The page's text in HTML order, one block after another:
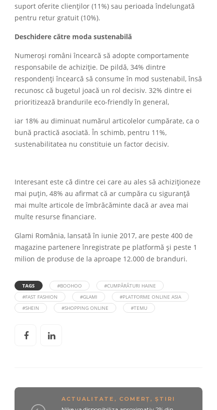
suport oferite clienților (11%) sau perioada îndelungată
pentru retur gratuit (10%).
Deschidere către moda sustenabilă
Numeroși români încearcă să adopte comportamente
responsabile de achiziție. De pildă, 34% dintre
respondenți încearcă să consume în mod sustenabil, însă
recunosc că bugetul joacă un rol decisiv. 32% dintre ei
prioritizează brandurile eco-friendly în general,
iar 18% au diminuat numărul articolelor cumpărate, ca o
bună practică asociată. În schimb, pentru 11%,
sustenabilitatea nu constituie un factor decisiv.
Interesant este că dintre cei care au ales să achiziționeze
mai puțin, 48% au afirmat că ar cumpăra cu siguranță
mai multe articole de îmbrăcăminte dacă ar avea mai
multe resurse financiare.
Glami România, lansată în iunie 2017, are peste 400 de
magazine partenere înregistrate pe platformă și peste 1
milion de produse de la aproape 12.000 de branduri.
TAGS #BOOHOO
#CUMPĂRĂTURI HAINE
#FAST FASHION
#GLAMI
#PLATFORME ONLINE ASIA
#SHEIN
#SHOPPING ONLINE #TEMU
ACTUALITATE , COMERȚ , ȘTIRI